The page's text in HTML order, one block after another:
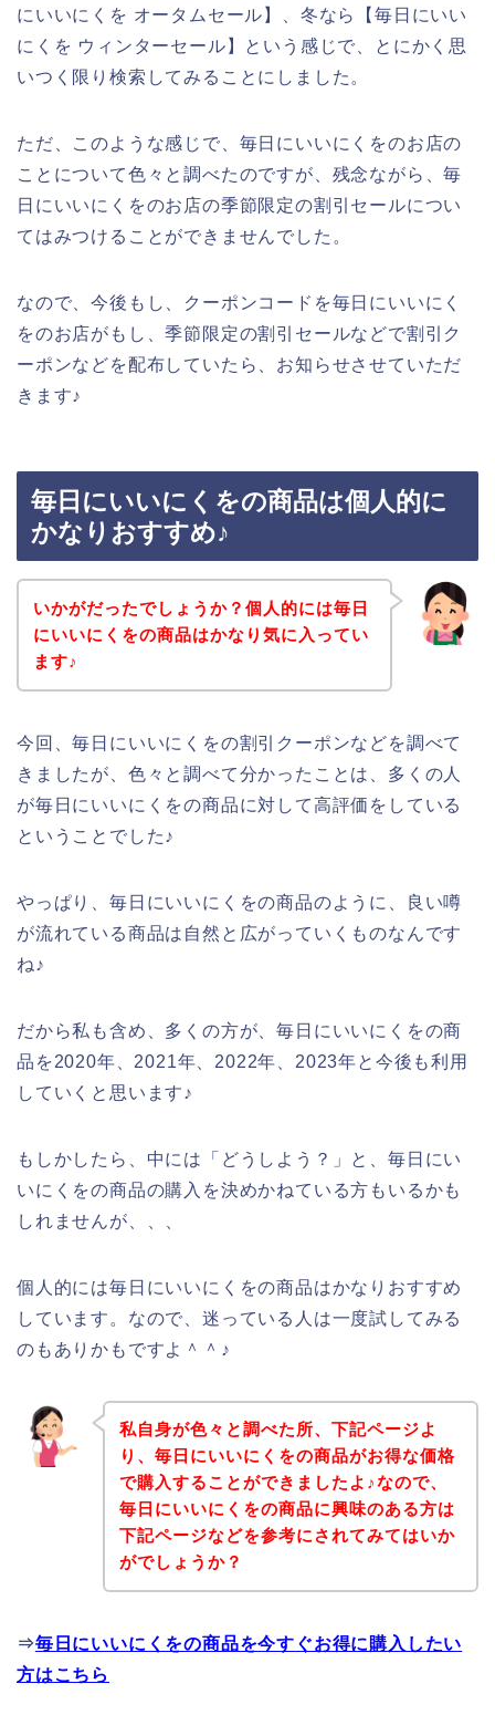
にいいにくを オータムセール】、冬なら【毎日にいい
にくを ウィンターセール】という感じで、とにかく思
いつく限り検索してみることにしました。
ただ、このような感じで、毎日にいいにくをのお店の
ことについて色々と調べたのですが、残念ながら、毎
日にいいにくをのお店の季節限定の割引セールについ
てはみつけることができませんでした。
なので、今後もし、クーポンコードを毎日にいいにく
をのお店がもし、季節限定の割引セールなどで割引ク
ーポンなどを配布していたら、お知らせさせていただ
きます♪
毎日にいいにくをの商品は個人的に
かなりおすすめ♪
いかがだったでしょうか？個人的には毎日
にいいにくをの商品はかなり気に入ってい
ます♪
今回、毎日にいいにくをの割引クーポンなどを調べて
きましたが、色々と調べて分かったことは、多くの人
が毎日にいいにくをの商品に対して高評価をしている
ということでした♪
やっぱり、毎日にいいにくをの商品のように、良い噂
が流れている商品は自然と広がっていくものなんです
ね♪
だから私も含め、多くの方が、毎日にいいにくをの商
品を2020年、2021年、2022年、2023年と今後も利用
していくと思います♪
もしかしたら、中には「どうしよう？」と、毎日にい
いにくをの商品の購入を決めかねている方もいるかも
しれませんが、、、
個人的には毎日にいいにくをの商品はかなりおすすめ
しています。なので、迷っている人は一度試してみる
のもありかもですよ＾＾♪
私自身が色々と調べた所、下記ページよ
り、毎日にいいにくをの商品がお得な価格
で購入することができましたよ♪なので、
毎日にいいにくをの商品に興味のある方は
下記ページなどを参考にされてみてはいか
がでしょうか？
⇒毎日にいいにくをの商品を今すぐお得に購入したい
方はこちら